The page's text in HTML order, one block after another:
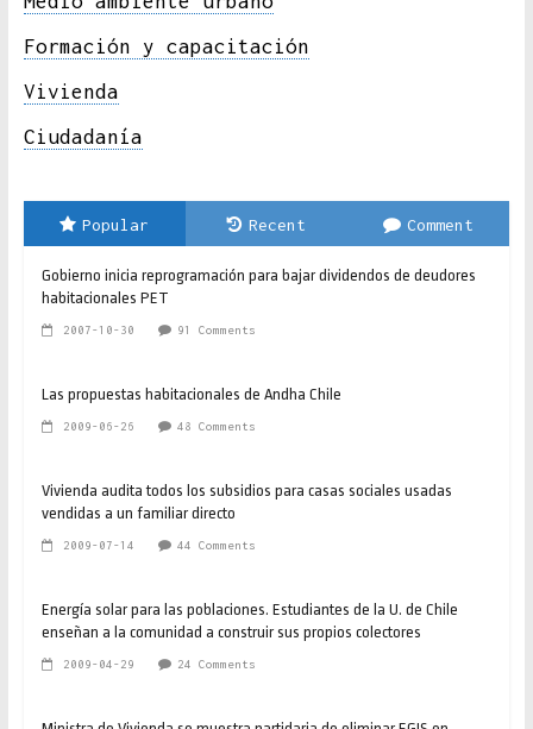
Formación y capacitación
Vivienda
Ciudadanía
Popular Recent Comment
Gobierno inicia reprogramación para bajar dividendos de deudores
habitacionales PET
2007-10-30 91 Comments
Las propuestas habitacionales de Andha Chile
2009-06-26 48 Comments
Vivienda audita todos los subsidios para casas sociales usadas
vendidas a un familiar directo
2009-07-14 44 Comments
Energía solar para las poblaciones. Estudiantes de la U. de Chile
enseñan a la comunidad a construir sus propios colectores
2009-04-29 24 Comments